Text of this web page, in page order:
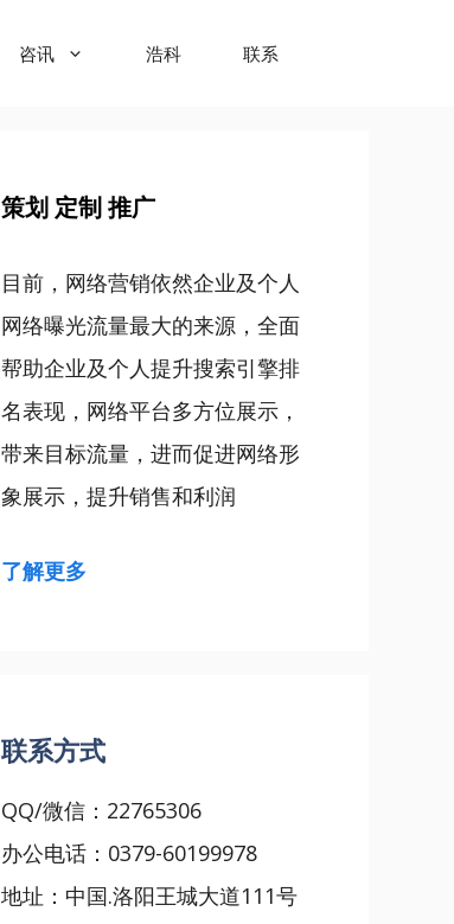
咨讯 浩科 联系
策划 定制 推广
目前，网络营销依然企业及个人
网络曝光流量最大的来源，全面
帮助企业及个人提升搜索引擎排
名表现，网络平台多方位展示，
带来目标流量，进而促进网络形
象展示，提升销售和利润
了解更多
联系方式
QQ/微信：22765306
办公电话：0379-60199978
地址：中国.洛阳王城大道111号